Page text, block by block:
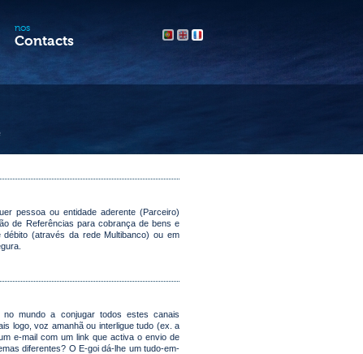
nos
Contacts
pessoa ou entidade aderente (Parceiro)
de Referências para cobrança de bens e
(através da rede Multibanco) ou em
mundo a conjugar todos estes canais
logo, voz amanhã ou interligue tudo (ex. a
e-mail com um link que activa o envio de
diferentes? O E-goi dá-lhe um tudo-em-